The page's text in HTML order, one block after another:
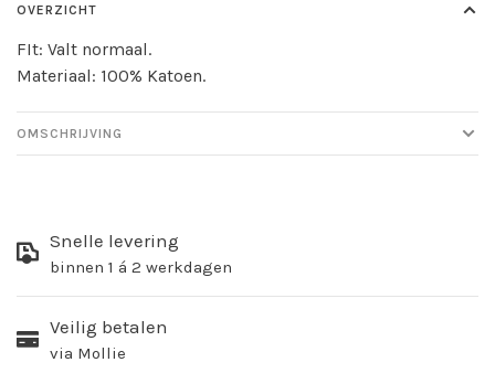
OVERZICHT
FIt: Valt normaal.
Materiaal: 100% Katoen.
OMSCHRIJVING
Snelle levering
binnen 1 á 2 werkdagen
Veilig betalen
via Mollie